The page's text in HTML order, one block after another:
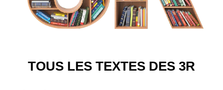
TOUS LES TEXTES DES 3R